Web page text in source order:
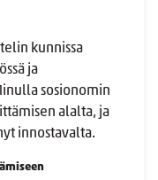
kunnissa
ja
sosionomin
alalta, ja
innostavalta.